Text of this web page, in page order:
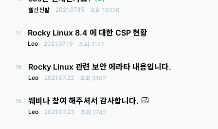
빨간신발 2021.07.15 조회 16326
17 Rocky Linux 8.4 에 대한 CSP 현황
Leo 2021.07.19 조회 3145
16 Rocky Linux 관련 보안 에라타 내용입니다.
Leo 2021.07.22 조회 3102
15 웨비나 참여 해주셔서 감사합니다.
Leo 2021.07.23 조회 2742